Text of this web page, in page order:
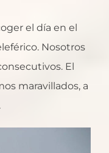
el día en el
Nosotros
El
maravillados, a